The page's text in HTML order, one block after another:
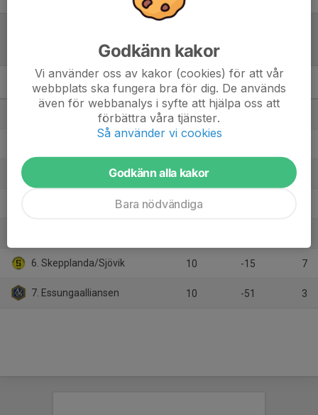
Flickor Div 3 Trollhättan M +/-
1. Trollhättans BoIS 10
3. Wargön/Vänersborg 12 21
10
6. Skepplanda/Sjövik 10 -15 7
7. Essungaalliansen 10 -51 3
Godkänn kakor
Vi använder oss av kakor (cookies) för att vår
webbplats ska fungera bra för dig. De används
även för webbanalys i syfte att hjälpa oss att
förbättra våra tjänster.
Så använder vi cookies
Godkänn alla kakor
Bara nödvändiga